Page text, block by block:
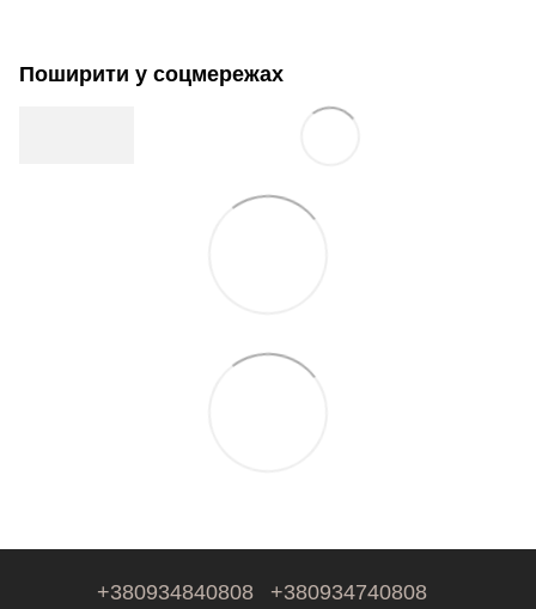
Поширити у соцмережах
+380934840808 +380934740808